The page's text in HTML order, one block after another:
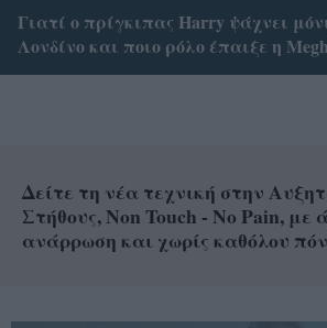
Γιατί ο πρίγκιπας Harry ψάχνει
Λονδίνο και ποιο ρόλο έπαιξε η
Δείτε τη νέα τεχνική στην
Στήθους, Non Touch - No Pain, με
ανάρρωση και χωρίς καθόλου